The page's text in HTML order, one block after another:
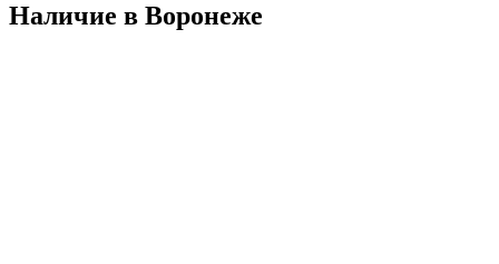
Наличие в Воронежe